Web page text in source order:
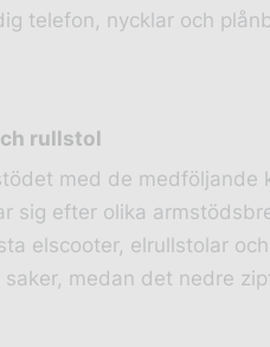
telefon, nycklar och
rullstol
med de medföljande
sig efter olika
elscooter, elrullstolar
medan det nedre